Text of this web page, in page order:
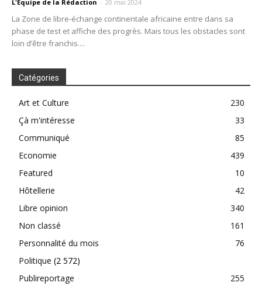
L'Equipe de la Rédaction - 20 mai 2024
La Zone de libre-échange continentale africaine entre dans sa
phase de test et affiche des progrès. Mais tous les obstacles sont
loin d’être franchis....
Catégories
Art et Culture
230
Çà m'intéresse
33
Communiqué
85
Economie
439
Featured
10
Hôtellerie
42
Libre opinion
340
Non classé
161
Personnalité du mois
76
Politique (2 572)
Publireportage
255